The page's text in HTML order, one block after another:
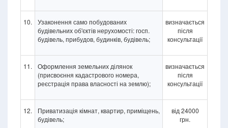
10.
Узаконення само побудованих
будівельних об'єктів нерухомості: госп.
будівель, прибудов, будинків, будівель;
визначається
після
консультації
11.
Оформлення земельних ділянок
(присвоєння кадастрового номера,
реєстрація права власності на землю);
визначається
після
консультації
12.
Приватизація кімнат, квартир, приміщень,
будівель;
від 24000
грн.